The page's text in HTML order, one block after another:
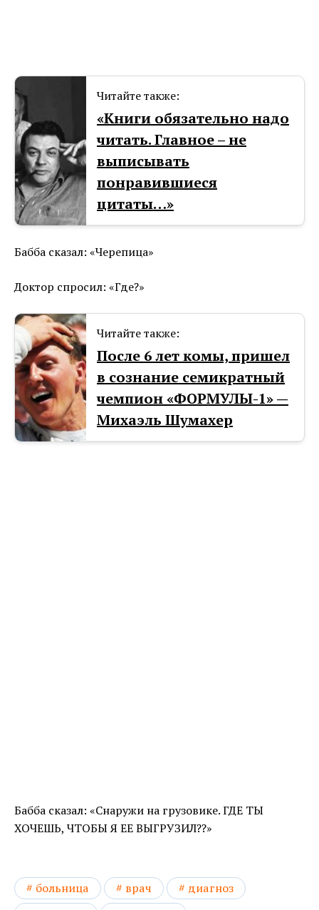
Читайте также:
«Книги обязательно надо
читать. Главное – не
выписывать
понравившиеся
цитаты…»
Бабба сказал: «Черепица»
Доктор спросил: «Где?»
Читайте также:
После 6 лет комы, пришел
в сознание семикратный
чемпион «ФОРМУЛЫ-1» —
Михаэль Шумахер
Бабба сказал: «Снаружи на грузовике. ГДЕ ТЫ
ХОЧЕШЬ, ЧТОБЫ Я ЕЕ ВЫГРУЗИЛ??»
больница врач
диагноз